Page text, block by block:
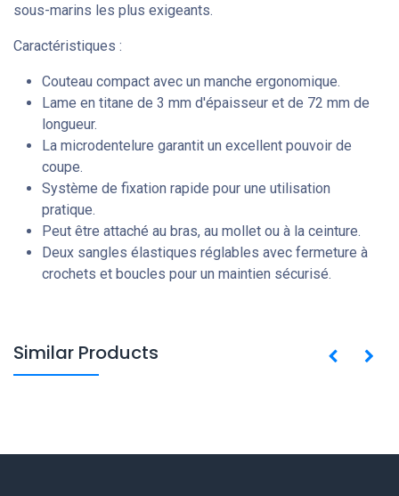
sous-marins les plus exigeants.
Caractéristiques :
Couteau compact avec un manche ergonomique.
Lame en titane de 3 mm d'épaisseur et de 72 mm de
longueur.
La microdentelure garantit un excellent pouvoir de
coupe.
Système de fixation rapide pour une utilisation
pratique.
Peut être attaché au bras, au mollet ou à la ceinture.
Deux sangles élastiques réglables avec fermeture à
crochets et boucles pour un maintien sécurisé.
Similar Products